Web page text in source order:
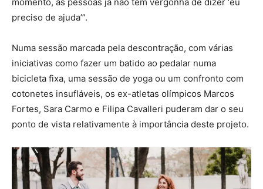
preciso de ajuda’”.
Numa sessão marcada pela descontração, com várias
iniciativas como fazer um batido ao pedalar numa
bicicleta fixa, uma sessão de yoga ou um confronto com
cotonetes insufláveis, os ex-atletas olímpicos Marcos
Fortes, Sara Carmo e Filipa Cavalleri puderam dar o seu
ponto de vista relativamente à importância deste projeto.